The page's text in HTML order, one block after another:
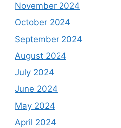
November 2024
October 2024
September 2024
August 2024
July 2024
June 2024
May 2024
April 2024